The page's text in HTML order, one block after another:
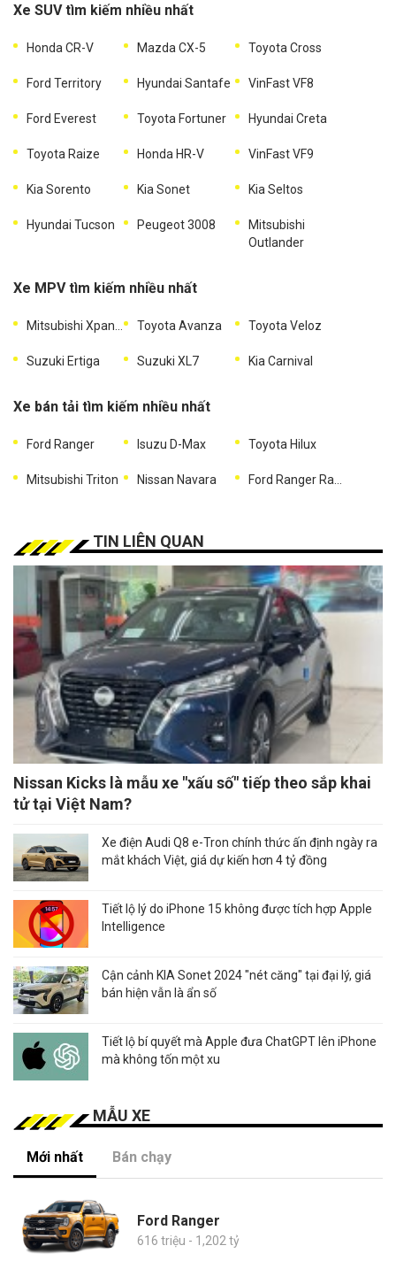
Xe SUV tìm kiếm nhiều nhất
Honda CR-V Mazda CX-5 Toyota Cross
Ford Territory Hyundai Santafe VinFast VF8
Ford Everest Toyota Fortuner Hyundai Creta
Toyota Raize Honda HR-V VinFast VF9
Kia Sorento Kia Sonet Kia Seltos
Hyundai Tucson Peugeot 3008
Mitsubishi
Outlander
Xe MPV tìm kiếm nhiều nhất
Toyota Avanza Toyota Veloz
Suzuki Ertiga Suzuki XL7 Kia Carnival
Xe bán tải tìm kiếm nhiều nhất
Ford Ranger Isuzu D-Max Toyota Hilux
Mitsubishi Triton Nissan Navara
TIN LIÊN QUAN
Nissan Kicks là mẫu xe "xấu số" tiếp theo sắp khai
tử tại Việt Nam?
Xe điện Audi Q8 e-Tron chính thức ấn định ngày ra
mắt khách Việt, giá dự kiến hơn 4 tỷ đồng
Tiết lộ lý do iPhone 15 không được tích hợp Apple
Intelligence
Cận cảnh KIA Sonet 2024 "nét căng" tại đại lý, giá
bán hiện vẫn là ẩn số
Tiết lộ bí quyết mà Apple đưa ChatGPT lên iPhone
mà không tốn một xu
MẪU XE
Mới nhất Bán chạy
Ford Ranger
616 triệu - 1,202 tỷ